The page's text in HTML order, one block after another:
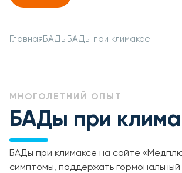
Главная БАДы БАДы при климаксе
МНОГОЛЕТНИЙ ОПЫТ
БАДы при
БАДы при климаксе на сайте
симптомы, поддержать